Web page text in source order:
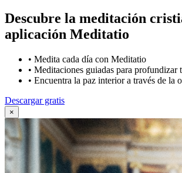
Descubre la meditación
aplicación Meditatio
• Medita cada día con Meditatio
• Meditaciones guiadas para profundizar
• Encuentra la paz interior a través de la
Descargar gratis
×